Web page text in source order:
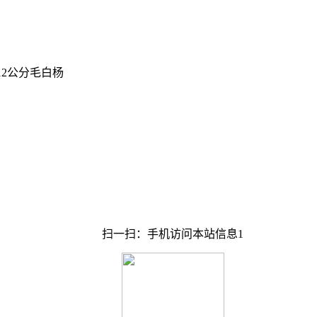
公分毛白杨
扫一扫：手机访问本站信息1